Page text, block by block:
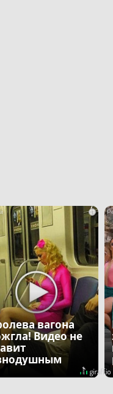
i
вагона
Видео не